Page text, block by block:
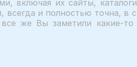
включая их сайты,
и полностью точна, в
же Вы заметили какие-то